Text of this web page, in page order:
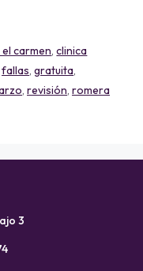
carmen,clinica
fallas, gratuita,
, revisión, romera
3